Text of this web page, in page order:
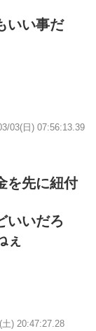
いい事だ
03(日) 07:56:13.39
を先に紐付
いいだろ
ぇ
土) 20:47:27.28